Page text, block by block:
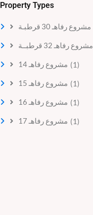
Property Types
مشروع رفاهـ 30 قرطبـة
مشروع رفاهـ 32 قرطبــة
مشروع رفاهـ 14 (1)
مشروع رفاهـ 15 (1)
مشروع رفاهـ 16 (1)
مشروع رفاهـ 17 (1)